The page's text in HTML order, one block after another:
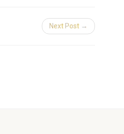
Next Post →